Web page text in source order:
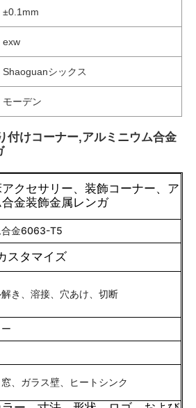
±0.1mm
exw
Shaoguanシックス
モーデン
付けコーナー,アルミニウム合金
クセサリー、装飾コーナー、ア
金装飾金属レンガ
合金6063-T5
スタマイズ
き、溶接、穴あけ、切断
、ガラス壁、ヒートシンク